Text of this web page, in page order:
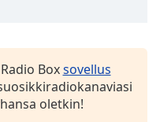
Boxsovellus
oletkin!